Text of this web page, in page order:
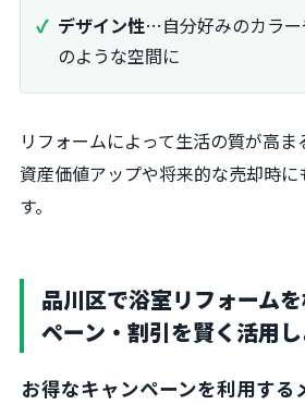
デザイン性…自分好みのカラ
のような空間に
リフォームによって生活の質が高
資産価値アップや将来的な売却時に
す。
品川区で浴室リフォーム
ペーン・割引を賢く活用
お得なキャンペーンを利用する